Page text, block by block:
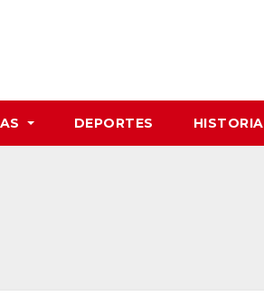
DEPORTES HISTORIA